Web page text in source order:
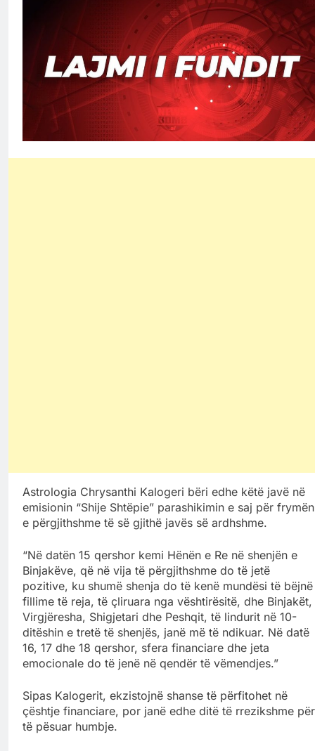
Astrologia Chrysanthi Kalogeri bëri edhe këtë javë në
emisionin “Shije Shtëpie” parashikimin e saj për frymën
e përgjithshme të së gjithë javës së ardhshme.
“Në datën 15 qershor kemi Hënën e Re në shenjën e
Binjakëve, që në vija të përgjithshme do të jetë
pozitive, ku shumë shenja do të kenë mundësi të bëjnë
fillime të reja, të çliruara nga vështirësitë, dhe Binjakët,
Virgjëresha, Shigjetari dhe Peshqit, të lindurit në 10-
ditëshin e tretë të shenjës, janë më të ndikuar. Në datë
16, 17 dhe 18 qershor, sfera financiare dhe jeta
emocionale do të jenë në qendër të vëmendjes.”
Sipas Kalogerit, ekzistojnë shanse të përfitohet në
çështje financiare, por janë edhe ditë të rrezikshme për
të pësuar humbje.